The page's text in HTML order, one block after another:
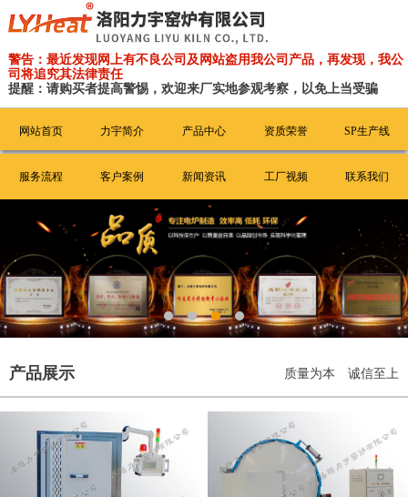
警告：最近发现网上有不良公司及网站盗用我公司产品，再发现，我公
司将追究其法律责任
提醒：请购买者提高警惕，欢迎来厂实地参观考察，以免上当受骗
网站首页 力宇简介 产品中心 资质荣誉 SP生产线
服务流程 客户案例 新闻资讯 工厂视频 联系我们
产品展示 质量为本 诚信至上